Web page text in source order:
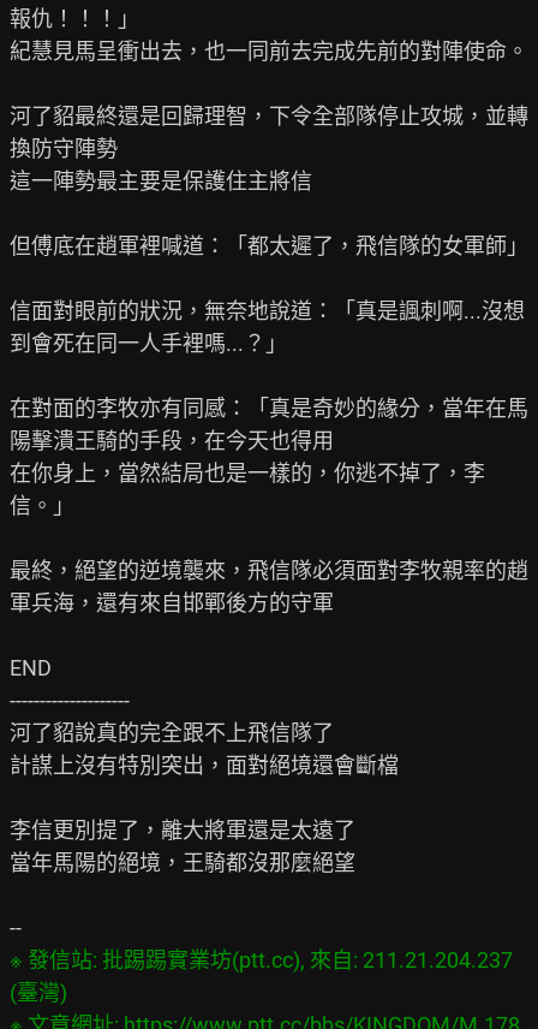
報仇！！！」
紀慧見馬呈衝出去，也一同前去完成先前的對陣使命。
河了貂最終還是回歸理智，下令全部隊停止攻城，並轉
換防守陣勢
這一陣勢最主要是保護住主將信
但傅底在趙軍裡喊道：「都太遲了，飛信隊的女軍師」
信面對眼前的狀況，無奈地說道：「真是諷刺啊...沒想
到會死在同一人手裡嗎...？」
在對面的李牧亦有同感：「真是奇妙的緣分，當年在馬
陽擊潰王騎的手段，在今天也得用
在你身上，當然結局也是一樣的，你逃不掉了，李
信。」
最終，絕望的逆境襲來，飛信隊必須面對李牧親率的趙
軍兵海，還有來自邯鄲後方的守軍
END
--------------------
河了貂說真的完全跟不上飛信隊了
計謀上沒有特別突出，面對絕境還會斷檔
李信更別提了，離大將軍還是太遠了
當年馬陽的絕境，王騎都沒那麼絕望
※ 發信站: 批踢踢實業坊(ptt.cc), 來自: 211.21.204.237
(臺灣)